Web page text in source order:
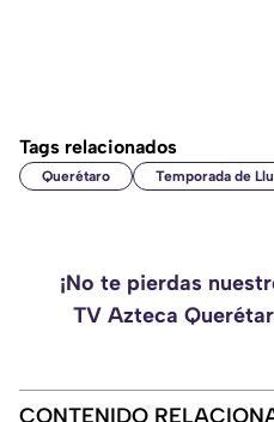
Tags relacionados
Querétaro Temporada de
¡No te pierdas
TV Azteca
CONTENIDO